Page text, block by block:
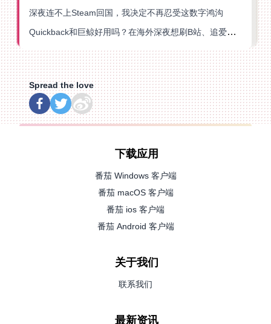
深夜连不上Steam回国，我决定不再忍受这数字鸿沟
Quickback和巨鲸好用吗？在海外深夜想刷B站、追爱奇艺的你，或许正需要这份答案
Spread the love
下载应用
番茄 Windows 客户端
番茄 macOS 客户端
番茄 ios 客户端
番茄 Android 客户端
关于我们
联系我们
最新资讯